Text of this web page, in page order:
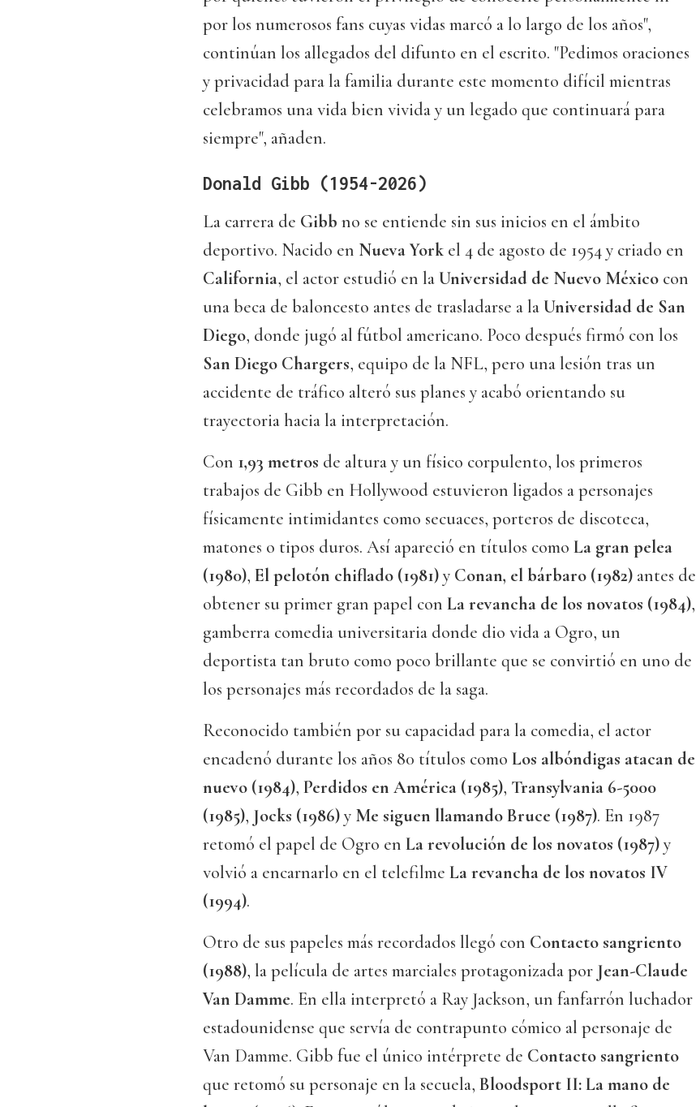
por los numerosos fans cuyas vidas marcó a lo largo de los años",
continúan los allegados del difunto en el escrito. "Pedimos oraciones
y privacidad para la familia durante este momento difícil mientras
celebramos una vida bien vivida y un legado que continuará para
siempre", añaden.
Donald Gibb (1954-2026)
La carrera de Gibb no se entiende sin sus inicios en el ámbito
deportivo. Nacido en Nueva York el 4 de agosto de 1954 y criado en
California, el actor estudió en laUniversidad de Nuevo México con
una beca de baloncesto antes de trasladarse a laUniversidad de San
Diego, donde jugó al fútbol americano. Poco después firmó con los
San Diego Chargers, equipo de la NFL, pero una lesión tras un
accidente de tráfico alteró sus planes y acabó orientando su
trayectoria hacia la interpretación.
Con 1,93 metros de altura y un físico corpulento, los primeros
trabajos de Gibb en Hollywood estuvieron ligados a personajes
físicamente intimidantes como secuaces, porteros de discoteca,
matones o tipos duros. Así apareció en títulos como La gran pelea
(1980), El pelotón chiflado (1981)y Conan, el bárbaro (1982) antes de
obtener su primer gran papel con La revancha de los novatos (1984),
gamberra comedia universitaria donde dio vida a Ogro, un
deportista tan bruto como poco brillante que se convirtió en uno de
los personajes más recordados de la saga.
Reconocido también por su capacidad para la comedia, el actor
encadenó durante los años 80 títulos como Los albóndigas atacan de
nuevo (1984), Perdidos en América (1985), Transylvania 6-5000
(1985), Jocks (1986)y Me siguen llamando Bruce (1987). En 1987
retomó el papel de Ogro en La revolución de los novatos (1987)y
volvió a encarnarlo en el telefilme La revancha de los novatos IV
(1994).
Otro de sus papeles más recordados llegó con Contacto sangriento
(1988), la película de artes marciales protagonizada por Jean-Claude
Van Damme. En ella interpretó a Ray Jackson, un fanfarrón luchador
estadounidense que servía de contrapunto cómico al personaje de
Van Damme. Gibb fue el único intérprete de Contacto sangriento
que retomó su personaje en la secuela, Bloodsport II: La mano de